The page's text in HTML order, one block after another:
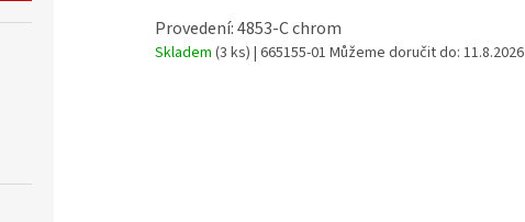
Provedení: 4853-C chrom
Skladem (3 ks) | 665155-01 Můžeme doručit do: 11.8.2026